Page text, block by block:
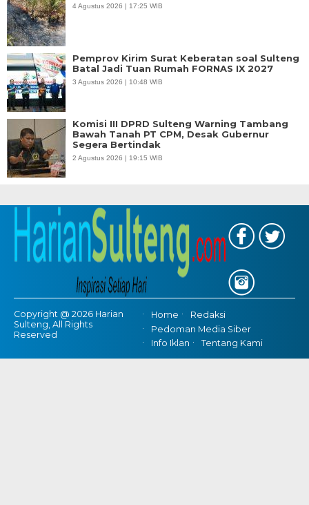
4 Agustus 2026 | 17:25 WIB
Pemprov Kirim Surat Keberatan soal Sulteng
Batal Jadi Tuan Rumah FORNAS IX 2027
3 Agustus 2026 | 10:48 WIB
Komisi III DPRD Sulteng Warning Tambang
Bawah Tanah PT CPM, Desak Gubernur
Segera Bertindak
2 Agustus 2026 | 19:15 WIB
Copyright @ 2026 Harian
Sulteng, All Rights
Reserved
Home
Redaksi
Pedoman Media Siber
Info Iklan
Tentang Kami